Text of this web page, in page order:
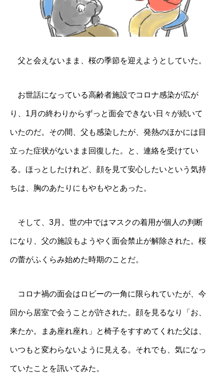
父と会えないまま、桜の季節を迎えようとしていた。
お世話になっている高齢者施設でコロナ感染が広が
り、1月の終わりからずっと面会できない日々が続いて
いたのだ。その間、父も感染したが、発熱のほかには目
立った症状がないまま回復した。と、連絡を受けてい
る。ほっとしたけれど、顔を見て安心したいという気持
ちは、胸のあたりにもやもやとあった。
そして、3月。世の中ではマスクの着用が個人の判断
になり、父の施設もようやく面会禁止が解除された。桜
の蕾がふくらみ始めた時期のことだ。
コロナ禍の面会はロビーの一角に限られていたが、今
回から居室で会うことが許された。顔を見るなり「お、
来たか。まあ座れ座れ」と椅子をすすめてくれた父は、
いつもと変わらないように見える。それでも、気になっ
ていたことを訊いてみた。